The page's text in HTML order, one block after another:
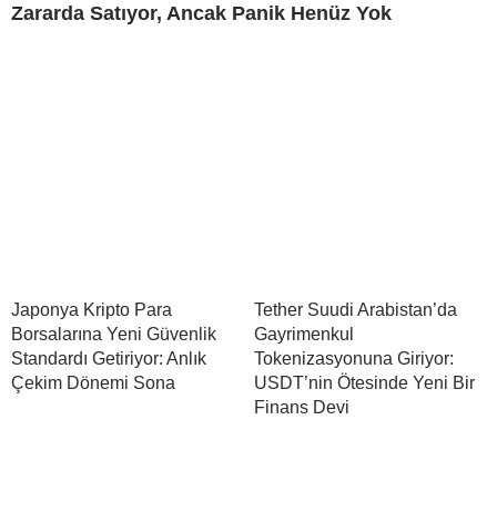
Zararda Satıyor, Ancak Panik Henüz Yok
Japonya Kripto Para
Borsalarına Yeni Güvenlik
Standardı Getiriyor: Anlık
Çekim Dönemi Sona
Tether Suudi Arabistan’da
Gayrimenkul
Tokenizasyonuna Giriyor:
USDT’nin Ötesinde Yeni Bir
Finans Devi